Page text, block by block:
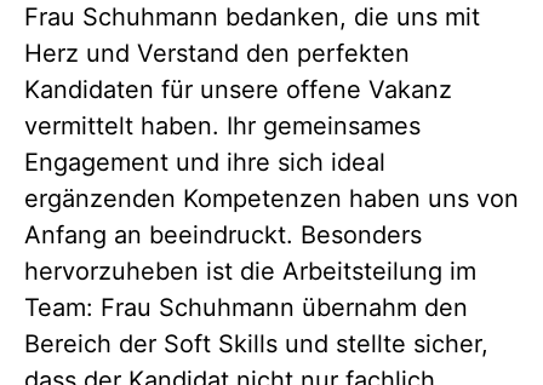
Frau Schuhmann bedanken, die uns mit
Herz und Verstand den perfekten
Kandidaten für unsere offene Vakanz
vermittelt haben. Ihr gemeinsames
Engagement und ihre sich ideal
ergänzenden Kompetenzen haben uns von
Anfang an beeindruckt. Besonders
hervorzuheben ist die Arbeitsteilung im
Team: Frau Schuhmann übernahm den
Bereich der Soft Skills und stellte sicher,